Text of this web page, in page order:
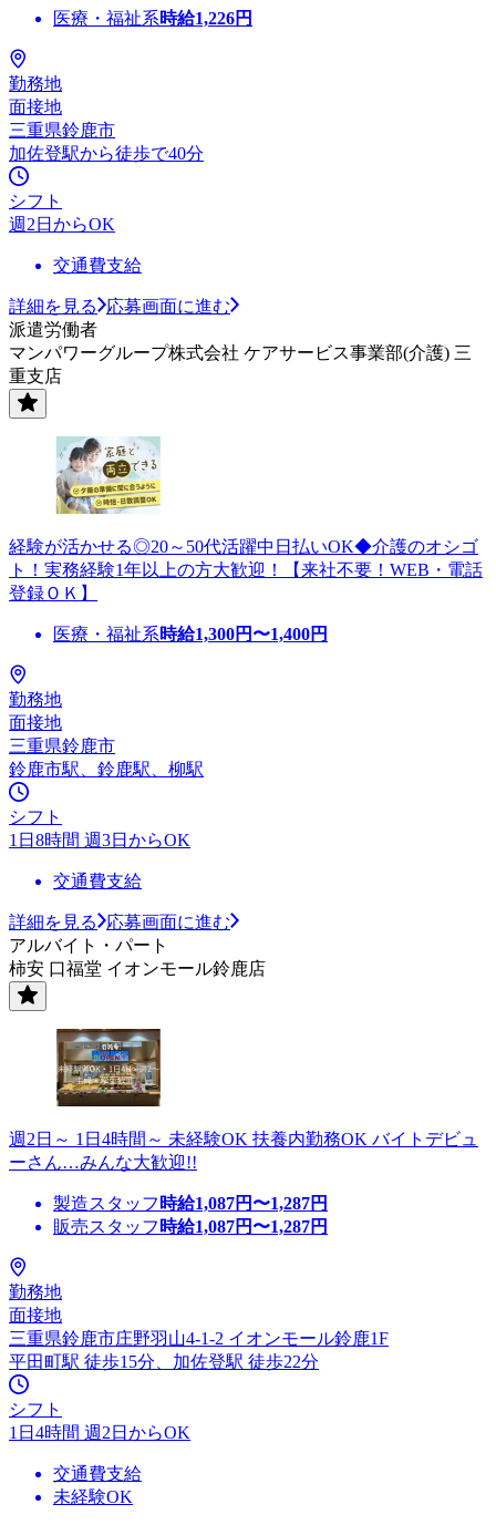
医療・福祉系時給1,226円
勤務地
面接地
三重県鈴鹿市
加佐登駅から徒歩で40分
シフト
週2日からOK
交通費支給
詳細を見る
応募画面に進む
派遣労働者
マンパワーグループ株式会社 ケアサービス事業部(介護) 三
重支店
経験が活かせる◎20～50代活躍中日払いOK◆介護のオシゴ
ト！実務経験1年以上の方大歓迎！【来社不要！WEB・電話
登録ＯＫ】
医療・福祉系時給1,300円〜1,400円
勤務地
面接地
三重県鈴鹿市
鈴鹿市駅、鈴鹿駅、柳駅
シフト
1日8時間 週3日からOK
交通費支給
詳細を見る
応募画面に進む
アルバイト・パート
柿安 口福堂 イオンモール鈴鹿店
週2日～ 1日4時間～ 未経験OK 扶養内勤務OK バイトデビュ
ーさん…みんな大歓迎!!
製造スタッフ 時給1,087円〜1,287円
販売スタッフ 時給1,087円〜1,287円
勤務地
面接地
三重県鈴鹿市庄野羽山4-1-2 イオンモール鈴鹿1F
平田町駅 徒歩15分、加佐登駅 徒歩22分
シフト
1日4時間 週2日からOK
交通費支給
未経験OK